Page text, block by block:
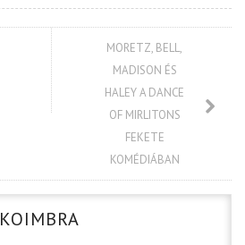
MORETZ, BELL,
MADISON ÉS
HALEY A DANCE
OF MIRLITONS
FEKETE
KOMÉDIÁBAN
KOIMBRA